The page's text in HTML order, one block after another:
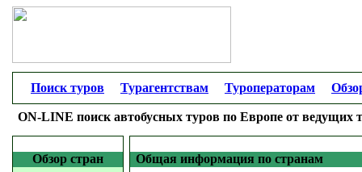
Поиск туров Турагентствам Туроператорам
ON-LINE поиск автобусных туров по Европе от ведущих
Обзор стран
Общая информация по странам